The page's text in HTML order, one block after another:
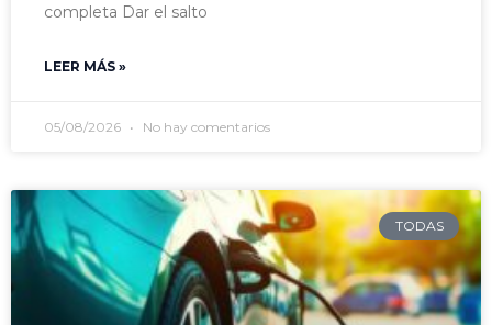
completa Dar el salto
LEER MÁS »
05/08/2026 No hay comentarios
TODAS